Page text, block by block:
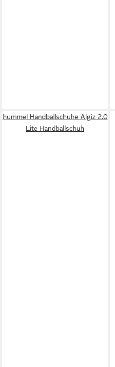
hummel Handballschuhe Algiz 2.0
Lite Handballschuh